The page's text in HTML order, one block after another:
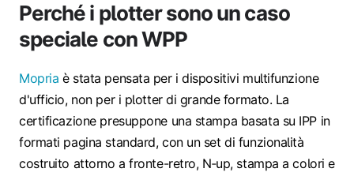
Perché i plotter sono un caso
speciale con WPP
Mopria è stata pensata per i dispositivi multifunzione
d'ufficio, non per i plotter di grande formato. La
certificazione presuppone una stampa basata su IPP in
formati pagina standard, con un set di funzionalità
costruito attorno a fronte-retro, N‑up, stampa a colori e